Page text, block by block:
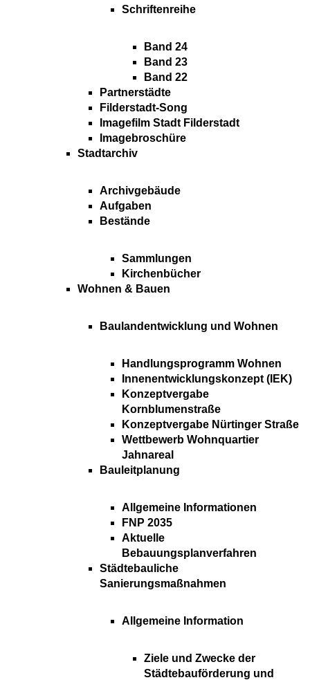
Schriftenreihe
Band 24
Band 23
Band 22
Partnerstädte
Filderstadt-Song
Imagefilm Stadt Filderstadt
Imagebroschüre
Stadtarchiv
Archivgebäude
Aufgaben
Bestände
Sammlungen
Kirchenbücher
Wohnen & Bauen
Baulandentwicklung und Wohnen
Handlungsprogramm Wohnen
Innenentwicklungskonzept (IEK)
Konzeptvergabe
Kornblumenstraße
Konzeptvergabe Nürtinger Straße
Wettbewerb Wohnquartier
Jahnareal
Bauleitplanung
Allgemeine Informationen
FNP 2035
Aktuelle
Bebauungsplanverfahren
Städtebauliche
Sanierungsmaßnahmen
Allgemeine Information
Ziele und Zwecke der
Städtebauförderung und